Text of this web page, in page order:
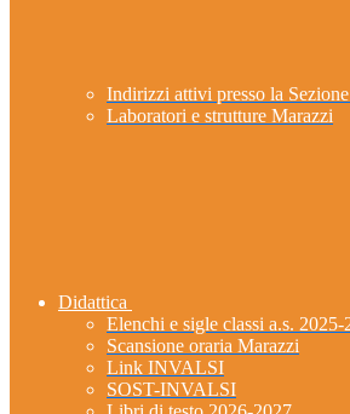
Indirizzi attivi presso la
Laboratori e strutture Marazzi
Didattica
Elenchi e sigle classi a.s. 2025-
Scansione oraria Marazzi
Link INVALSI
SOST-INVALSI